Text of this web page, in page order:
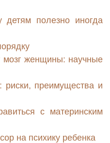
детям полезно иногда
мозг женщины: научные
риски, преимущества и
с материнским
на психику ребенка